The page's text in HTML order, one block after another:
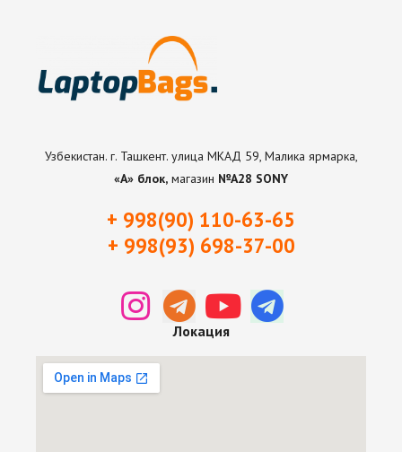
Узбекистан. г. Ташкент. улица МКАД 59, Малика ярмарка,
«А» блок, магазин №А28 SONY
+ 998(90) 110-63-65
+ 998(93) 698-37-00
Локация